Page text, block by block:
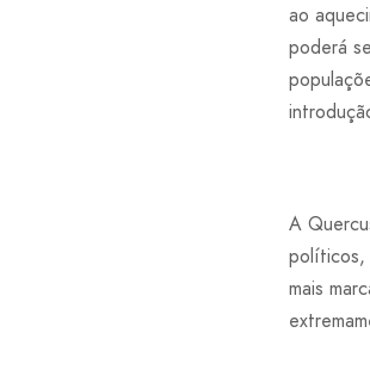
ao
poderá
A
políticos,
mais